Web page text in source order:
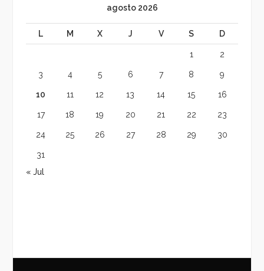
agosto 2026
L M X J V S D
1 2
3 4 5 6 7 8 9
10 11 12 13 14 15 16
17 18 19 20 21 22 23
24 25 26 27 28 29 30
31
« Jul